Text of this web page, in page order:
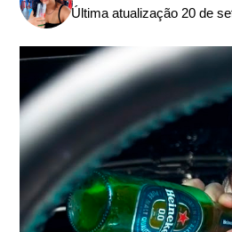
Última atualização 20 de